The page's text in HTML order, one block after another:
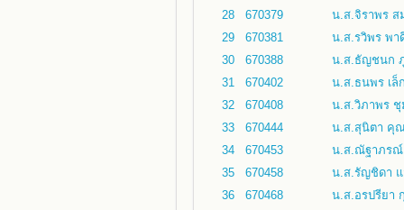
28
670379
น.ส.จิราพร ส
29
670381
น.ส.รวิพร พา
30
670388
น.ส.ธัญชนก
31
670402
น.ส.ธนพร เล็
32
670408
น.ส.วิภาพร ชุ
33
670444
น.ส.สุนิตา คุ
34
670453
น.ส.ณัฐาภรณ์
35
670458
น.ส.รัญชิดา แ
36
670468
น.ส.อรปรียา